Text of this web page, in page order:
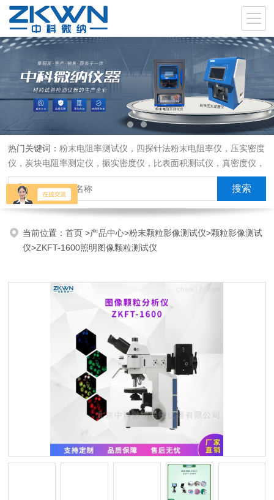
热门关键词：粉末电阻率测试仪，四探针法粉末电阻率仪，压实密度
仪，炭块电阻率测定仪，振实密度仪，比表面积测试仪，真密度仪，
炭块热膨胀仪，炭块透气率仪，炭块二氧化碳反应测定仪
当前位置：首页>产品中心>粉末颗粒影像测试仪>颗粒影像测试
仪>ZKFT-1600照明图像颗粒测试仪